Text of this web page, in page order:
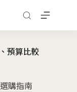
預算比較
購指南